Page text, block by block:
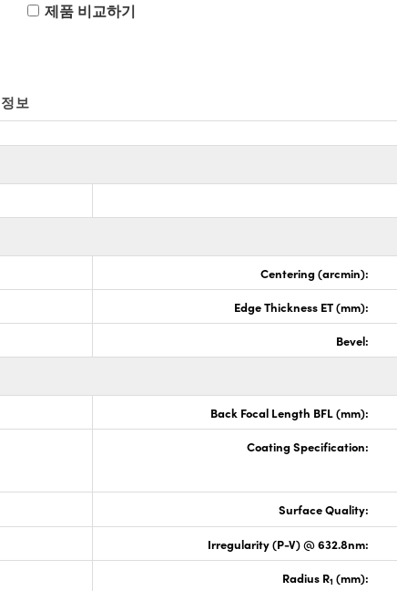
제품 비교하기
보
Centering (arcmin):
Edge Thickness ET (mm):
Bevel:
Back Focal Length BFL (mm):
Coating Specification:
Surface Quality:
Irregularity (P-V) @ 632.8nm:
Radius R1 (mm):